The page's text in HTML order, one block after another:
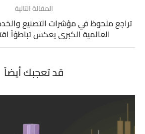
المقالة التالية
تراجع ملحوظ في مؤشرات التصنيع
العالمية الكبرى يعكس تباطؤاً
قد تعجبك أيضاً